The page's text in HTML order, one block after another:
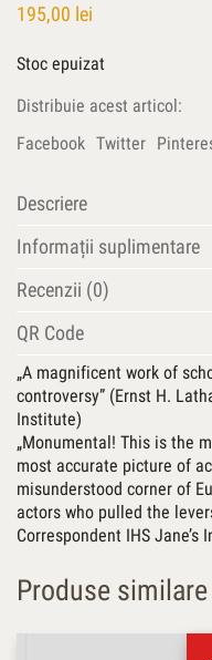
195,00 lei
Stoc epuizat
Distribuie acest articol:
Facebook Twitter
Descriere
Informații suplimentare
Recenzii (0)
QR Code
„A magnificent work of
controversy” (Ernst H.
Institute)
„Monumental! This is the
most accurate picture of
misunderstood corner of
actors who pulled the
Correspondent IHS Jane’s
Produse similare